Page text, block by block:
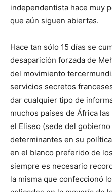
independentista hace muy
que aún siguen abiertas.
Hace tan sólo 15 días se
desaparición forzada de
del movimiento
servicios secretos
dar cualquier tipo de
muchos países de África
el Eliseo (sede del
determinantes en su
en el blanco preferido de
siempre es necesario
la misma que confeccionó